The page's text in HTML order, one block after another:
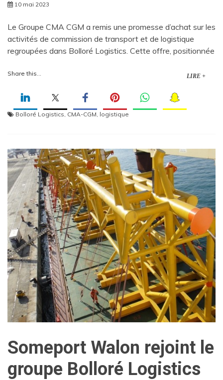
10 mai 2023
Le Groupe CMA CGM a remis une promesse d’achat sur les
activités de commission de transport et de logistique
regroupées dans Bolloré Logistics. Cette offre, positionnée
Share this... LIRE +
Bolloré Logistics, CMA-CGM, logistique
Someport Walon rejoint le
groupe Bolloré Logistics